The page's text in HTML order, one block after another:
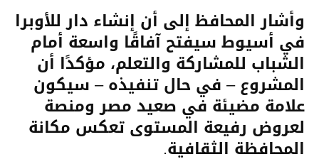
وأشار المحافظ إلى أن إنشاء دار للأوبرا
في أسيوط سيفتح آفاقًا واسعة أمام
الشباب للمشاركة والتعلم، مؤكدًا أن
المشروع – في حال تنفيذه – سيكون
علامة مضيئة في صعيد مصر ومنصة
لعروض رفيعة المستوى تعكس مكانة
المحافظة الثقافية.